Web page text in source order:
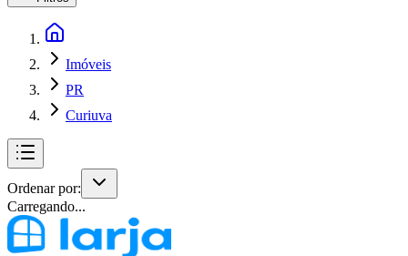
Imóveis
PR
Curiuva
Ordenar por:
Carregando...